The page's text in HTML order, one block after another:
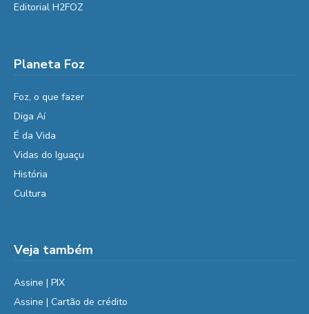
Editorial H2FOZ
Planeta Foz
Foz, o que fazer
Diga Aí
É da Vida
Vidas do Iguaçu
História
Cultura
Veja também
Assine | PIX
Assine | Cartão de crédito